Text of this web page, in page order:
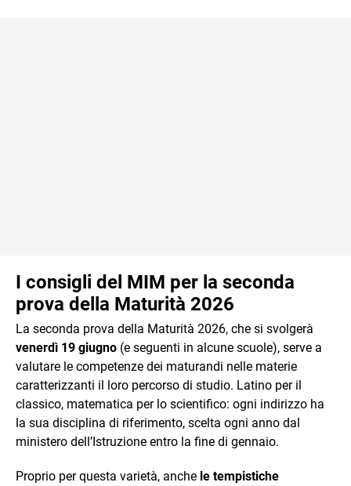
I consigli del MIM per la seconda
prova della Maturità 2026
La seconda prova della Maturità 2026, che si svolgerà
venerdì 19 giugno (e seguenti in alcune scuole), serve a
valutare le competenze dei maturandi nelle materie
caratterizzanti il loro percorso di studio. Latino per il
classico, matematica per lo scientifico: ogni indirizzo ha
la sua disciplina di riferimento, scelta ogni anno dal
ministero dell’Istruzione entro la fine di gennaio.
Proprio per questa varietà, anche le tempistiche